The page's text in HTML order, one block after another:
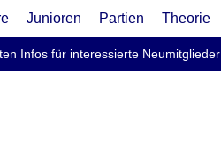
Junioren Partien Theorie
Infos für interessierte Neumitglieder